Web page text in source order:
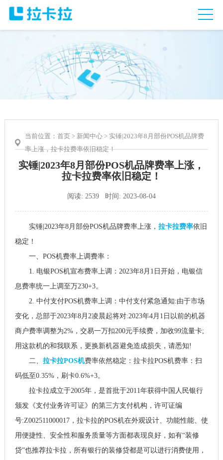
当前位置： 首页> 新闻中心> 实锤|2023年8月部份POS机品牌费
率上涨，拉卡拉费率依旧稳定！
实锤|2023年8月部份POS机品牌费率上涨，
拉卡拉费率依旧稳定！
阅读: 2539 时间: 2023-08-04
实锤|2023年8月部份POS机品牌费率上涨， 拉卡拉费率依旧
稳定！
一、POS机费率上调费率：
1. 电银POS机宣布费率上调：2023年8月1日开始，电银信
息费率统一上调至万230+3。
2. 中付支付POS机费率上调：中付支付紧急通知:由于市场
变化，总部于2023年8月2凌晨起将对:2023年4月1日以前的机器
商户费率调整为2%，交易一万扣200元手续费，加收99流量卡;
用这款机的和我联系，更换新机器避免造成损失，请悉知!
二、 拉卡拉POS机费率依然稳定：拉卡拉POS机费率：扫
码低至0.35%，刷卡0.6%+3。
拉卡拉成立于2005年，是首批于2011年获得中国人民银行
颁发《支付业务许可证》的第三方支付机构，许可证编
号:Z002511000017，拉卡拉的POS机在外观设计、功能性能、使
用便捷性、安全性和服务质量等方面都表现良好，如有“装修
贷”也推荐拉卡拉，所有银行的装修贷都是可以进行消费使用，